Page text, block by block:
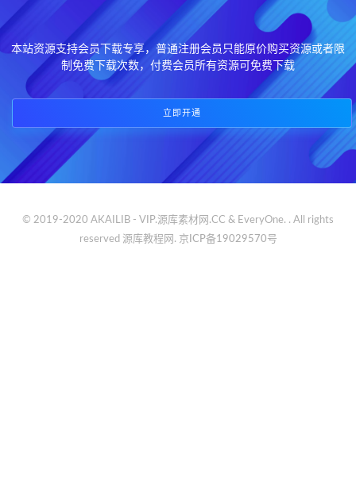
本站资源支持会员下载专享，普通注册会员只能原价购买资源或者限
制免费下载次数，付费会员所有资源可免费下载
立即开通
© 2019-2020 AKAILIB - VIP.源库素材网.CC & EveryOne. . All rights
reserved 源库教程网. 京ICP备19029570号